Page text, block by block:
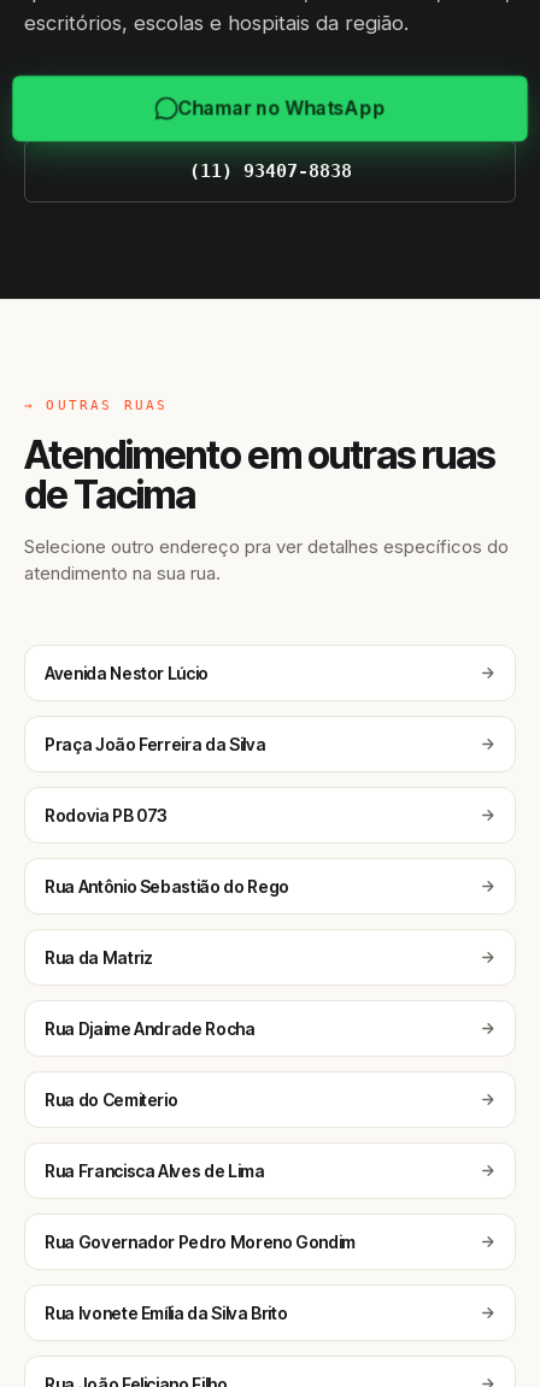
escritórios, escolas e hospitais da região.
Chamar no WhatsApp
(11) 93407-8838
→ OUTRAS RUAS
Atendimento em outras ruas
de Tacima
Selecione outro endereço pra ver detalhes específicos do
atendimento na sua rua.
Avenida Nestor Lúcio
Praça João Ferreira da Silva
Rodovia PB 073
Rua Antônio Sebastião do Rego
Rua da Matriz
Rua Djaime Andrade Rocha
Rua do Cemiterio
Rua Francisca Alves de Lima
Rua Governador Pedro Moreno Gondim
Rua Ivonete Emília da Silva Brito